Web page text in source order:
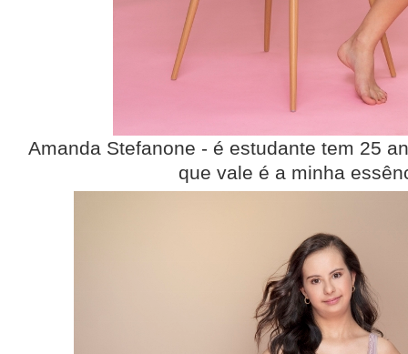
Amanda Stefanone - é estudante tem 25
que vale é a minha